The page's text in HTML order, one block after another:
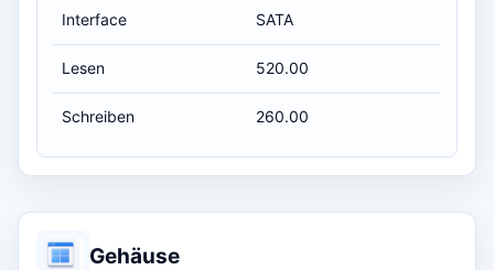
Interface SATA
Lesen 520.00
Schreiben 260.00
Gehäuse